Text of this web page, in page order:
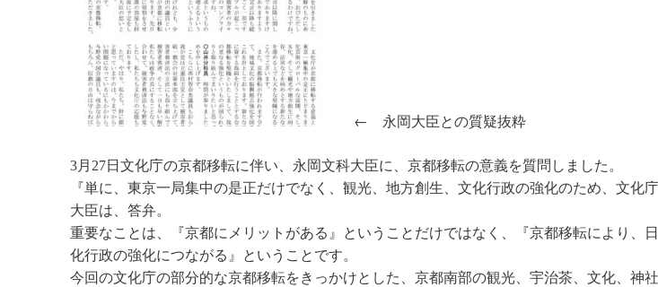
← 永岡大臣との質疑抜粋
3月27日文化庁の京都移転に伴い、永岡文科大臣に、京都移転の意義を質問しました。
『単に、東京一局集中の是正だけでなく、観光、地方創生、文化行政の強化のため、文化
大臣は、答弁。
重要なことは、『京都にメリットがある』ということだけではなく、『京都移転により、
化行政の強化につながる』ということです。
今回の文化庁の部分的な京都移転をきっかけとした、京都南部の観光、宇治茶、文化、神